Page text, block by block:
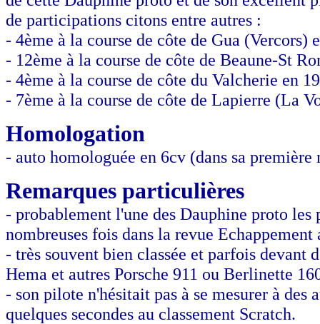
de participations citons entre autres :
- 4ème à la course de côte de Gua (Vercors)
- 12ème à la course de côte de Beaune-St
- 4ème à la course de côte du Valcherie en
- 7ème à la course de côte de Lapierre (La
Homologation
- auto homologuée en 6cv (dans sa
Remarques particulières
- probablement l'une des Dauphine proto les
nombreuses fois dans la revue Echappement
- très souvent bien classée et parfois
Hema et autres Porsche 911 ou Berlinette
- son pilote n'hésitait pas à se mesurer à
quelques secondes au classement Scratch.